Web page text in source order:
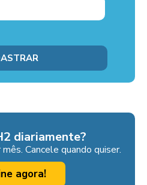
diariamente?
Cancele quando quiser.
agora!